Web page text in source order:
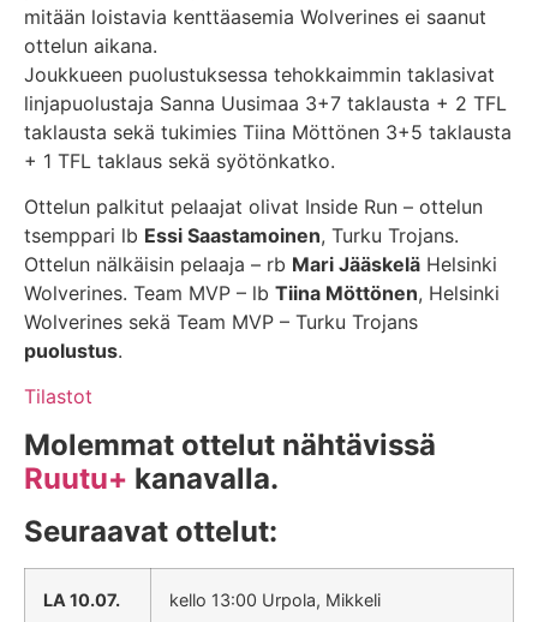
mitään loistavia kenttäasemia Wolverines ei saanut
ottelun aikana.
Joukkueen puolustuksessa tehokkaimmin taklasivat
linjapuolustaja Sanna Uusimaa 3+7 taklausta + 2 TFL
taklausta sekä tukimies Tiina Möttönen 3+5 taklausta
+ 1 TFL taklaus sekä syötönkatko.
Ottelun palkitut pelaajat olivat Inside Run – ottelun
tsemppari lb Essi Saastamoinen, Turku Trojans.
Ottelun nälkäisin pelaaja – rb Mari Jääskelä Helsinki
Wolverines. Team MVP – lb Tiina Möttönen, Helsinki
Wolverines sekä Team MVP – Turku Trojans
puolustus.
Tilastot
Molemmat ottelut nähtävissä
Ruutu+ kanavalla.
Seuraavat ottelut:
LA 10.07. kello 13:00 Urpola, Mikkeli